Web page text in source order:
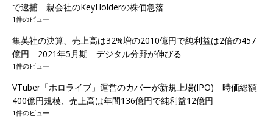
で逮捕 親会社のKeyHolderの株価急落
1件のビュー
集英社の決算、売上高は32%増の2010億円で純利益は2倍の457
億円 2021年5月期 デジタル分野が伸びる
1件のビュー
VTuber「ホロライブ」運営のカバーが新規上場(IPO) 時価総額
400億円規模、売上高は年間136億円で純利益12億円
1件のビュー